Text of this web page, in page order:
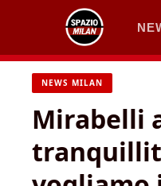
contenuto
NEWS MILAN
Mirabelli